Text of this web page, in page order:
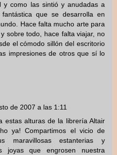
y como las sintió y anudadas a
que se desarrolla en
Hace falta mucho arte para
sobre todo, hace falta viajar, no
el cómodo sillón del escritorio
impresiones de otros que sí lo
de 2007 a las 1:11
estas alturas de la librería Altair
ya! Compartimos el vicio de
maravillosas estanterias y
joyas que engrosen nuestra